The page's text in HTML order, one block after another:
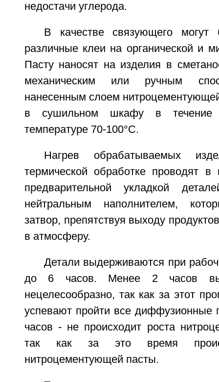
недостачи углерода.
В качестве связующего могут
различные клеи на органической и
Пасту наносят на изделия в
механическим или ручным
нанесенным слоем
в сушильном шкафу в
температуре 70-100°С.
Нагрев обрабатываемых
термической обработке проводят
предварительной укладкой
нейтральным наполнителем,
затвор, препятствуя выходу
в атмосферу.
Детали выдерживаются при
до 6 часов. Менее 2 часов
нецелесообразно, так как за этот
успевают пройти все диффузионные
часов - не происходит роста
так как за это время
нитроцементующей пасты.